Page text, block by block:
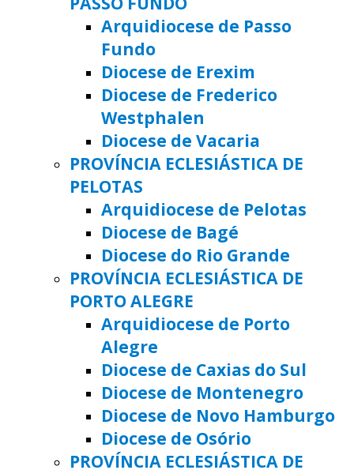
Arquidiocese de Passo
Fundo
Diocese de Erexim
Diocese de Frederico
Westphalen
Diocese de Vacaria
PROVÍNCIA ECLESIÁSTICA DE
PELOTAS
Arquidiocese de Pelotas
Diocese de Bagé
Diocese do Rio Grande
PROVÍNCIA ECLESIÁSTICA DE
PORTO ALEGRE
Arquidiocese de Porto
Alegre
Diocese de Caxias do Sul
Diocese de Montenegro
Diocese de Novo Hamburgo
Diocese de Osório
PROVÍNCIA ECLESIÁSTICA DE